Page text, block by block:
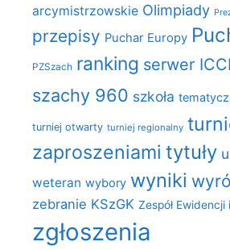
arcymistrzowskie Olimpiady
przepisy Puchar Europy
PZSzach ranking serwer
szachy 960 szkoła
turniej otwarty turniej regionalny
zaproszeniami tytuły
weteran wybory wyniki
zebranie KSzGK Zespół
zgłoszenia